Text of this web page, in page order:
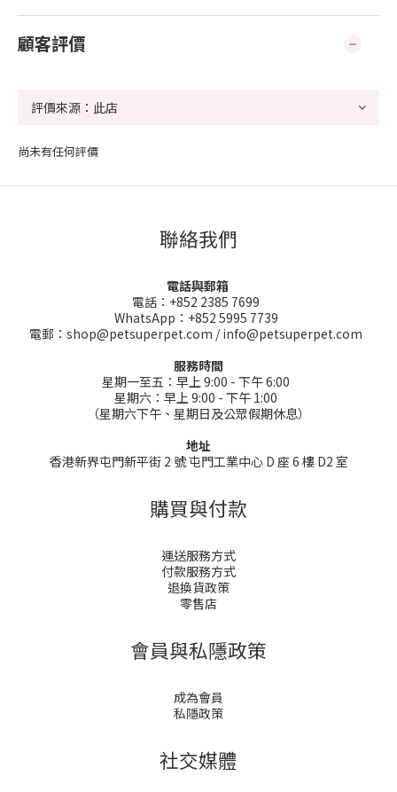
顧客評價
尚未有任何評價
聯絡我們
電話與郵箱
電話：+852 2385 7699
WhatsApp：+852 5995 7739
電郵：shop@petsuperpet.com / info@petsuperpet.com
服務時間
星期一至五：早上 9:00 - 下午 6:00
星期六：早上 9:00 - 下午 1:00
（星期六下午、星期日及公眾假期休息）
地址
香港新界屯門新平街 2 號 屯門工業中心 D 座 6 樓 D2 室
購買與付款
運送服務方式
付款服務方式
退換貨政策
零售店
會員與私隱政策
成為會員
私隱政策
社交媒體